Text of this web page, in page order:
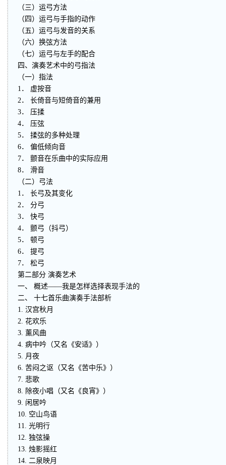
（三）运弓方法
（四）运弓与手指的动作
（五）运弓与发音的关系
（六）换弦方法
（七）运弓与左手的配合
四、演奏艺术中的弓指法
（一）指法
1． 虚按音
2． 长倚音与短倚音的兼用
3． 压揉
4． 压弦
5． 揉弦的多种处理
6． 偏低倾向音
7． 颤音在乐曲中的实际应用
8． 滑音
（二）弓法
1． 长弓及其变化
2． 分弓
3． 快弓
4． 颤弓（抖弓）
5． 顿弓
6． 提弓
7． 松弓
第二部分 演奏艺术
一、 概述——我是怎样选择表现手法的
二、 十七首乐曲演奏手法部析
1. 汉宫秋月
2. 花欢乐
3. 薰风曲
4. 病中吟（又名《安适》）
5. 月夜
6. 苦闷之讴（又名《苦中乐》）
7. 悲歌
8. 除夜小唱（又名《良宵》）
9. 闲居吟
10. 空山鸟语
11. 光明行
12. 独弦操
13. 烛影摇红
14. 二泉映月